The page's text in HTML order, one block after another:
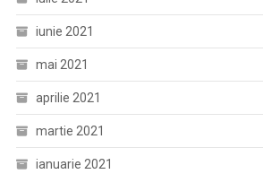
iunie 2021
mai 2021
aprilie 2021
martie 2021
ianuarie 2021